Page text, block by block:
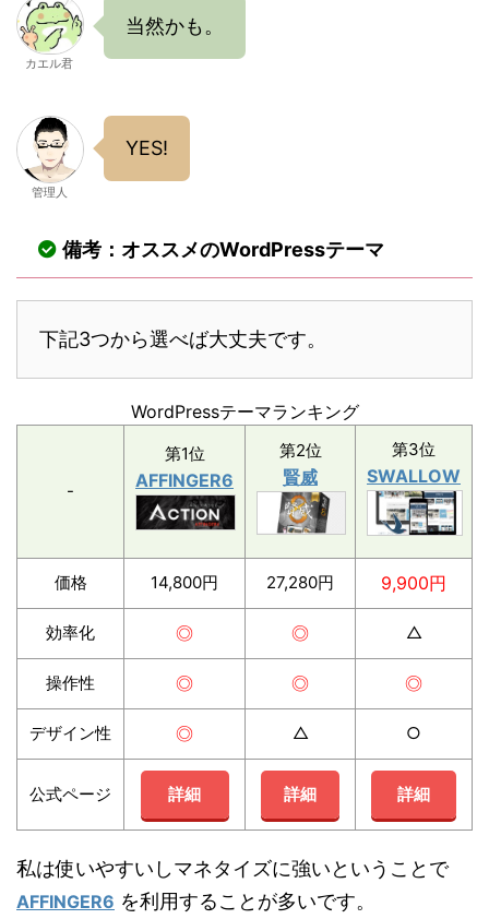
カエル君
当然かも。
管理人
YES!
備考：オススメのWordPressテーマ
下記3つから選べば大丈夫です。
WordPressテーマランキング
-
第1位
AFFINGER6
第2位
賢威
第3位
SWALLOW
価格 14,800円 27,280円 9,900円
効率化 ◎ ◎ △
操作性 ◎ ◎ ◎
デザイン性 ◎ △ ○
公式ページ 詳細 詳細 詳細
私は使いやすいしマネタイズに強いということで
AFFINGER6 を利用することが多いです。